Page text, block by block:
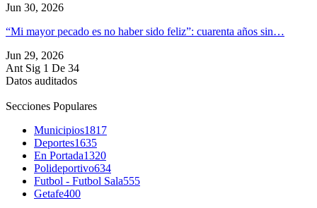
Jun 30, 2026
“Mi mayor pecado es no haber sido feliz”: cuarenta años sin…
Jun 29, 2026
Ant Sig 1 De 34
Datos auditados
Secciones Populares
Municipios1817
Deportes1635
En Portada1320
Polideportivo634
Futbol - Futbol Sala555
Getafe400